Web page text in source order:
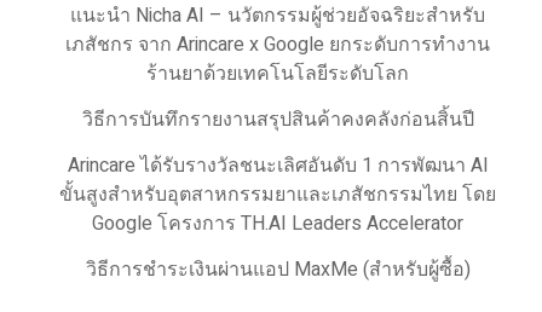
แนะนำ Nicha AI – นวัตกรรมผู้ช่วยอัจฉริยะสำหรับ
เภสัชกร จาก Arincare x Google ยกระดับการทำงาน
ร้านยาด้วยเทคโนโลยีระดับโลก
วิธีการบันทึกรายงานสรุปสินค้าคงคลังก่อนสิ้นปี
Arincare ได้รับรางวัลชนะเลิศอันดับ 1 การพัฒนา AI
ขั้นสูงสำหรับอุตสาหกรรมยาและเภสัชกรรมไทย โดย
Google โครงการ TH.AI Leaders Accelerator
วิธีการชำระเงินผ่านแอป MaxMe (สำหรับผู้ซื้อ)